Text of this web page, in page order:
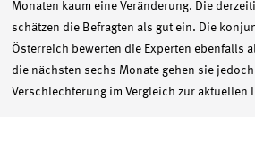
Monaten kaum eine Veränderung. Die
schätzen die Befragten als gut ein. Die
Österreich bewerten die Experten ebenfalls
die nächsten sechs Monate gehen sie
Verschlechterung im Vergleich zur aktuellen